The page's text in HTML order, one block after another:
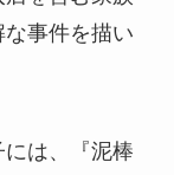
事件を描い
は、『泥棒